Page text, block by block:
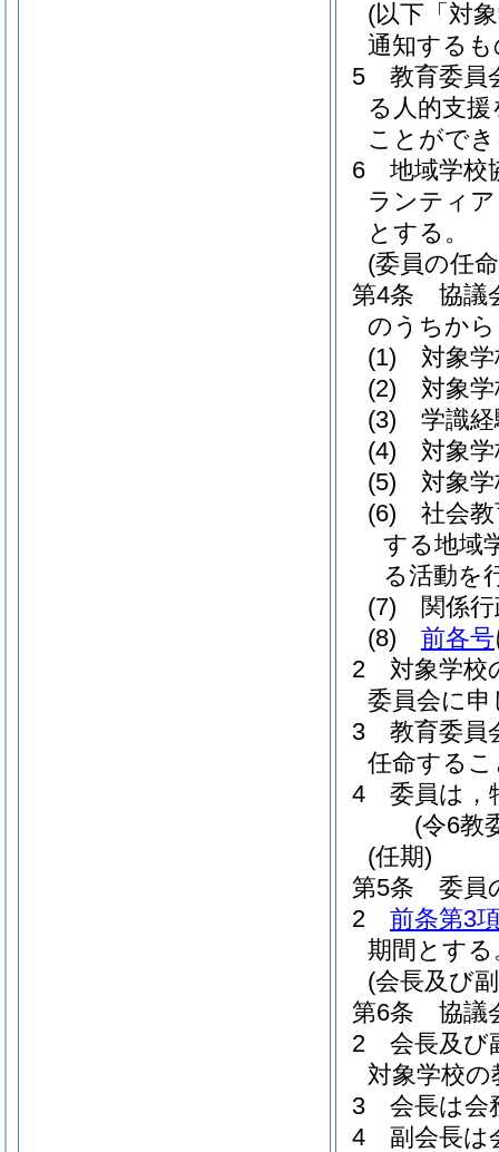
(以下「対
通知する
5
教育委員
る人的支
ことがで
6
地域学校
ランティ
とする。
(委員の任
第4条
協議
のうちか
(1)
対象
(2)
対象
(3)
学識
(4)
対象
(5)
対象
(6)
社会
する地域
る活動を
(7)
関係
(8)
前各号
2
対象学校
委員会に
3
教育委員
任命する
4
委員は，
(令6教
(任期)
第5条
委員
2
前条第3
期間とする
(会長及び
第6条
協議
2
会長及び
対象学校
3
会長は会
4
副会長は